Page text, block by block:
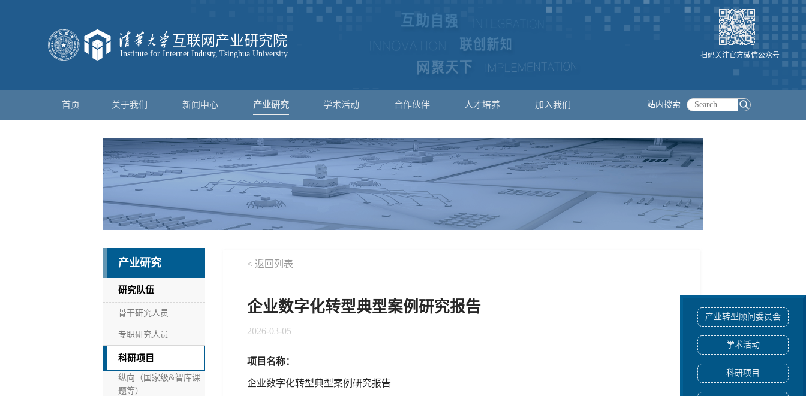
扫码关注官方微信公众号
首页 关于我们 新闻中心 产业研究 学术活动 合作伙伴 人才培养 加入我们 站内搜索
产业转型顾问委员会
学术活动
科研项目
产业研究
研究队伍
骨干研究人员
专职研究人员
科研项目
纵向（国家级&智库课
题等）
< 返回列表
企业数字化转型典型案例研究报告
2026-03-05
项目名称：
企业数字化转型典型案例研究报告